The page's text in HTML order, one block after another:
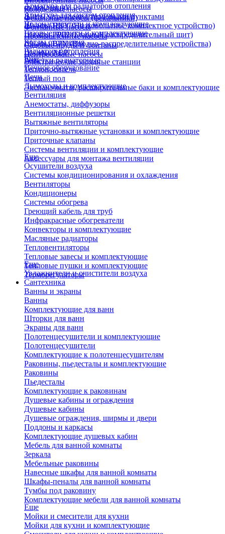
Колодезные насосы
Фекальные насосы (фекальники)
Фонтанные насосы
Промышленные насосы
Садовые пруды и фонтаны
Центробежные насосы
охлаждения)
Щиты управления тепловыми пунктами
Шкафы НКУ (Низковольтное комплектное устройство)
Шкафы ГРЩ (Главный распределительный щит)
Шкафы ВРУ (Вводно-распределительные устройства)
Шкафы АВР
Электрические зарядные станции
Арматура для радиаторов отопления
Арматура для систем отопления
Водонагреватели и комплектующие
Газовые колонки и комплектующие
Котлы отопления
Радиаторы отопления
Решетки радиаторные
Теплоноситель
Теплый пол
Экспанзоматы, расширительные баки и комплектующие
Еще
Печное оборудование
Печи
Дымоходы и комплектующие
Вентиляция
Анемостаты, диффузоры
Вентиляционные решетки
Вытяжные вентиляторы
Приточно-вытяжные установки и комплектующие
Приточные клапаны
Системы вентиляции и комплектующие
Аксессуары для монтажа вентиляции
Еще
Осушители воздуха
Системы кондиционирования и охлаждения
Вентиляторы
Кондиционеры
Системы обогрева
Греющий кабель для труб
Инфракрасные обогреватели
Конвекторы и комплектующие
Масляные радиаторы
Тепловентиляторы
Тепловые завесы и комплектующие
Тепловые пушки и комплектующие
Терморегуляторы
Еще
Увлажнители и очистители воздуха
Сантехника
Ванны и экраны
Ванны
Комплектующие для ванн
Шторки для ванн
Экраны для ванн
Полотенцесушители и комплектующие
Полотенцесушители
Комплектующие к полотенцесушителям
Раковины, пьедесталы и комплектующие
Раковины
Пьедесталы
Комплектующие к раковинам
Душевые кабины и ограждения
Душевые кабины
Душевые ограждения, ширмы и двери
Поддоны и каркасы
Комплектующие душевых кабин
Мебель для ванной комнаты
Зеркала
Мебельные раковины
Навесные шкафы для ванной комнаты
Шкафы-пеналы для ванной комнаты
Тумбы под раковину
Комплектующие мебели для ванной комнаты
Еще
Мойки и смесители для кухни
Мойки для кухни и комплектующие